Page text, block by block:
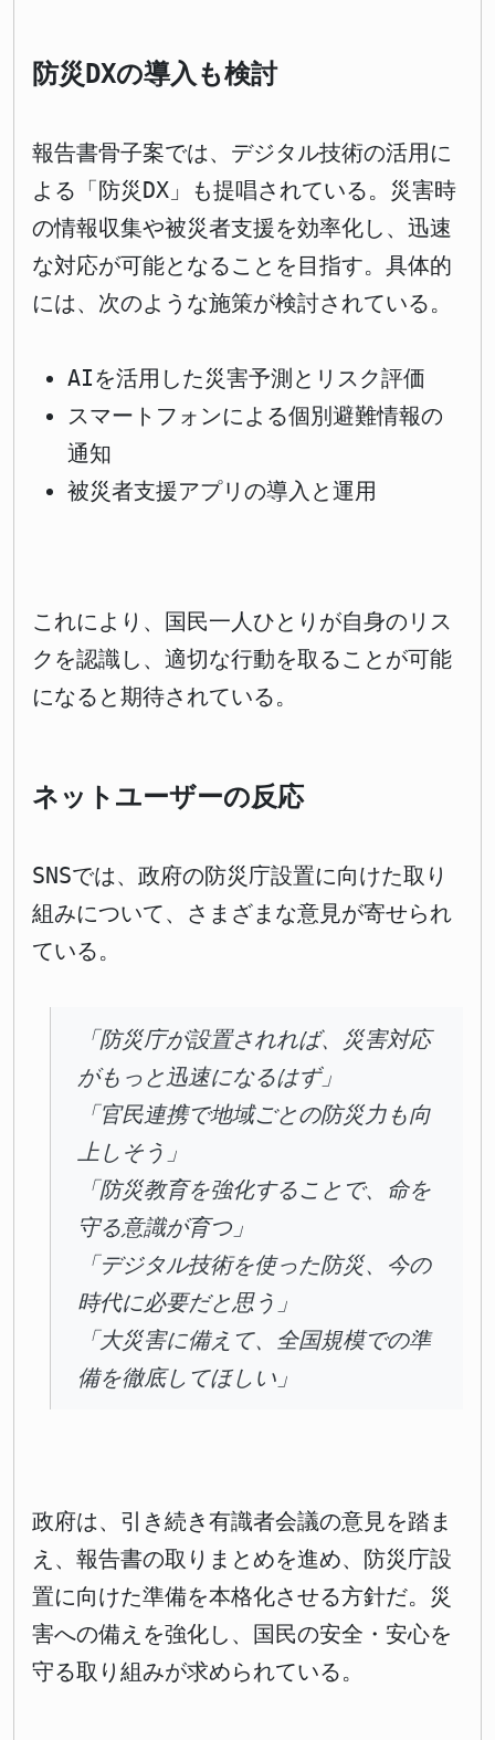
防災DXの導入も検討
報告書骨子案では、デジタル技術の活用に
よる「防災DX」も提唱されている。災害時
の情報収集や被災者支援を効率化し、迅速
な対応が可能となることを目指す。具体的
には、次のような施策が検討されている。
AIを活用した災害予測とリスク評価
スマートフォンによる個別避難情報の
通知
被災者支援アプリの導入と運用
これにより、国民一人ひとりが自身のリス
クを認識し、適切な行動を取ることが可能
になると期待されている。
ネットユーザーの反応
SNSでは、政府の防災庁設置に向けた取り
組みについて、さまざまな意見が寄せられ
ている。
「防災庁が設置されれば、災害対応
がもっと迅速になるはず」
「官民連携で地域ごとの防災力も向
上しそう」
「防災教育を強化することで、命を
守る意識が育つ」
「デジタル技術を使った防災、今の
時代に必要だと思う」
「大災害に備えて、全国規模での準
備を徹底してほしい」
政府は、引き続き有識者会議の意見を踏ま
え、報告書の取りまとめを進め、防災庁設
置に向けた準備を本格化させる方針だ。災
害への備えを強化し、国民の安全・安心を
守る取り組みが求められている。